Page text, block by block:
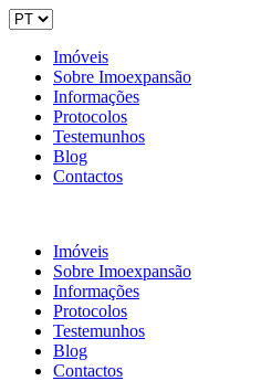
Imóveis
Sobre Imoexpansão
Informações
Protocolos
Testemunhos
Blog
Contactos
Imóveis
Sobre Imoexpansão
Informações
Protocolos
Testemunhos
Blog
Contactos